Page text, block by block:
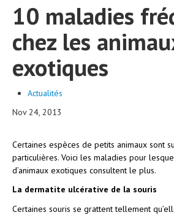
10 maladies
chez les
exotiques
Actualités
Nov 24, 2013
Certaines espèces de petits animaux sont
particulières. Voici les maladies pour
d’animaux exotiques consultent le plus.
La dermatite ulcérative de la souris
Certaines souris se grattent tellement